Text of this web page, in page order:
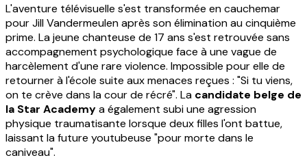
L'aventure télévisuelle s'est transformée en cauchemar
pour Jill Vandermeulen après son élimination au cinquième
prime. La jeune chanteuse de 17 ans s'est retrouvée sans
accompagnement psychologique face à une vague de
harcèlement d'une rare violence. Impossible pour elle de
retourner à l'école suite aux menaces reçues : "Si tu viens,
on te crève dans la cour de récré". La candidate belge de
la Star Academya également subi une agression
physique traumatisante lorsque deux filles l'ont battue,
laissant la future youtubeuse "pour morte dans le
caniveau".